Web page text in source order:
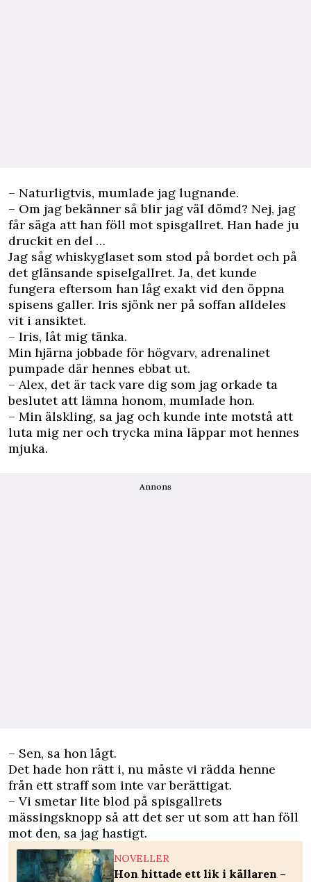
– Naturligtvis, mumlade jag lugnande.
– Om jag bekänner så blir jag väl dömd? Nej, jag
får säga att han föll mot spisgallret. Han hade ju
druckit en del …
Jag såg whiskyglaset som stod på bordet och på
det glänsande spiselgallret. Ja, det kunde
fungera eftersom han låg exakt vid den öppna
spisens galler. Iris sjönk ner på soffan alldeles
vit i ansiktet.
– Iris, låt mig tänka.
Min hjärna jobbade för högvarv, adrenalinet
pumpade där hennes ebbat ut.
– Alex, det är tack vare dig som jag orkade ta
beslutet att lämna honom, mumlade hon.
– Min älskling, sa jag och kunde inte motstå att
luta mig ner och trycka mina läppar mot hennes
mjuka.
Annons
– Sen, sa hon lågt.
Det hade hon rätt i, nu måste vi rädda henne
från ett straff som inte var berättigat.
– Vi smetar lite blod på spisgallrets
mässingsknopp så att det ser ut som att han föll
mot den, sa jag hastigt.
NOVELLER
Hon hittade ett lik i källaren –